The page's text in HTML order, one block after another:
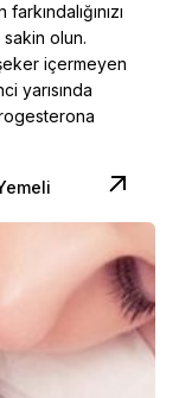
sakin olun.
içermeyen
yarısında